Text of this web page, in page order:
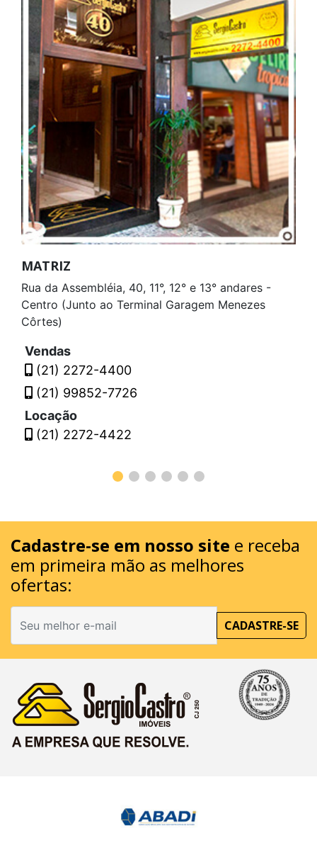
MATRIZ
Rua da Assembléia, 40, 11°, 12° e 13° andares -
Centro (Junto ao Terminal Garagem Menezes
Côrtes)
Vendas
(21) 2272-4400
(21) 99852-7726
Locação
(21) 2272-4422
Cadastre-se em nosso site e receba
em primeira mão as melhores
ofertas:
CADASTRE-SE